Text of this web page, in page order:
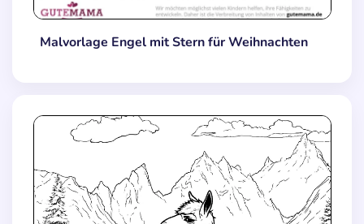
Malvorlage Engel mit Stern für Weihnachten